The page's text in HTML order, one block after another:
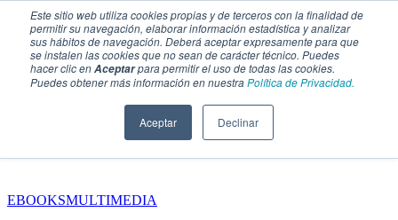
Este sitio web utiliza cookies propias y de terceros con la finalidad de
permitir su navegación, elaborar información estadística y analizar
sus hábitos de navegación. Deberá aceptar expresamente para que
se instalen las cookies que no sean de carácter técnico. Puedes
hacer clic enAceptarpara permitir el uso de todas las cookies.
Puedes obtener más información en nuestraPolítica de Privacidad.
Aceptar Declinar
EBOOKSMULTIMEDIA